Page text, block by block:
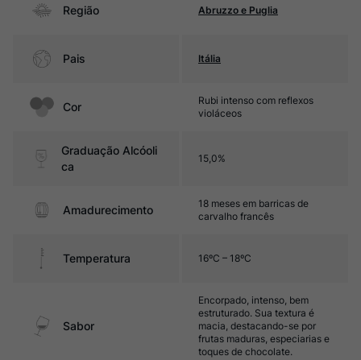
Região Abruzzo e Puglia
Pais Itália
Cor
Rubi intenso com reflexos
violáceos
Graduação Alcóoli
ca
15,0%
Amadurecimento
18 meses em barricas de
carvalho francês
Temperatura 16ºC – 18ºC
Sabor
Encorpado, intenso, bem
estruturado. Sua textura é
macia, destacando-se por
frutas maduras, especiarias e
toques de chocolate.